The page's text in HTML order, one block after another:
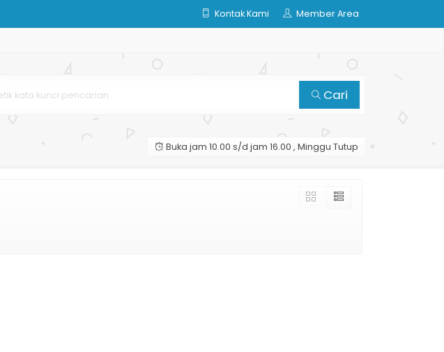
Kontak Kami Member Area
Cari
Buka jam 10.00 s/d jam 16.00 , Minggu Tutup